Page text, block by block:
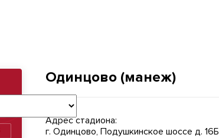
Одинцово (манеж)
Адрес стадиона:
г. Одинцово, Подушкинское шоссе д. 16Б